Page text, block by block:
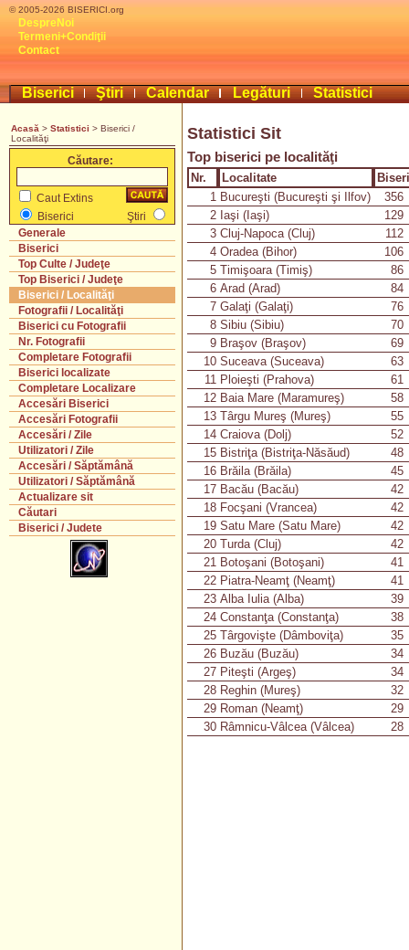
© 2005-2026 BISERICI.org
DespreNoi
Termeni+Condiţii
Contact
Biserici Ştiri Calendar Legături Statistici
Acasă > Statistici > Biserici /
Localităţi
Căutare:
Caut Extins
Biserici
Ştiri
Generale
Biserici
Top Culte / Judeţe
Top Biserici / Judeţe
Biserici / Localităţi
Fotografii / Localităţi
Biserici cu Fotografii
Nr. Fotografii
Completare Fotografii
Biserici localizate
Completare Localizare
Accesări Biserici
Accesări Fotografii
Accesări / Zile
Utilizatori / Zile
Accesări / Săptămână
Utilizatori / Săptămână
Actualizare sit
Căutari
Biserici / Judete
Statistici Sit
Top biserici pe localităţi
Nr. Localitate
1 Bucureşti (Bucureşti şi Ilfov)
356
2 Iaşi (Iaşi)
129
3 Cluj-Napoca (Cluj)
112
4 Oradea (Bihor)
106
5 Timişoara (Timiş)
86
6 Arad (Arad)
84
7 Galaţi (Galaţi)
76
8 Sibiu (Sibiu)
70
9 Braşov (Braşov)
69
10 Suceava (Suceava)
63
11 Ploieşti (Prahova)
61
12 Baia Mare (Maramureş)
58
13 Târgu Mureş (Mureş)
55
14 Craiova (Dolj)
52
15 Bistriţa (Bistriţa-Năsăud)
48
16 Brăila (Brăila)
45
17 Bacău (Bacău)
42
18 Focşani (Vrancea)
42
19 Satu Mare (Satu Mare)
42
20 Turda (Cluj)
42
21 Botoşani (Botoşani)
41
22 Piatra-Neamţ (Neamţ)
41
23 Alba Iulia (Alba)
39
24 Constanţa (Constanţa)
38
25 Târgovişte (Dâmboviţa)
35
26 Buzău (Buzău)
34
27 Piteşti (Argeş)
34
28 Reghin (Mureş)
32
29 Roman (Neamţ)
29
30 Râmnicu-Vâlcea (Vâlcea) 28